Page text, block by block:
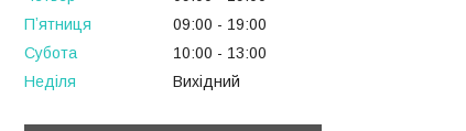
Пʼятниця
09:00
19:00
Субота
10:00
13:00
Неділя
Вихідний